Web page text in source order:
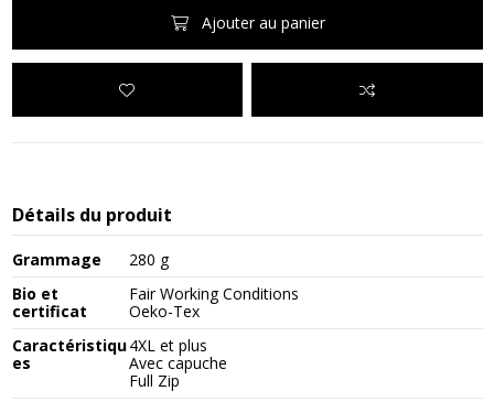
Ajouter au panier
Détails du produit
Grammage
280 g
Bio et
certificat
Fair Working Conditions
Oeko-Tex
Caractéristiqu
es
4XL et plus
Avec capuche
Full Zip